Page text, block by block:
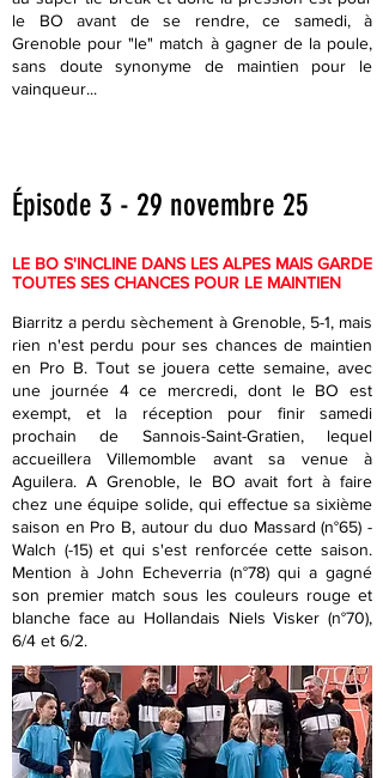
le BO avant de se rendre, ce samedi, à
Grenoble pour "le" match à gagner de la poule,
sans doute synonyme de maintien pour le
vainqueur...
Épisode 3 - 29 novembre 25
LE BO S'INCLINE DANS LES ALPES MAIS GARDE
TOUTES SES CHANCES POUR LE MAINTIEN
Biarritz a perdu sèchement à Grenoble, 5-1, mais
rien n'est perdu pour ses chances de maintien
en Pro B. Tout se jouera cette semaine, avec
une journée 4 ce mercredi, dont le BO est
exempt, et la réception pour finir samedi
prochain de Sannois-Saint-Gratien, lequel
accueillera Villemomble avant sa venue à
Aguilera. A Grenoble, le BO avait fort à faire
chez une équipe solide, qui effectue sa sixième
saison en Pro B, autour du duo Massard (n°65) -
Walch (-15) et qui s'est renforcée cette saison.
Mention à John Echeverria (n°78) qui a gagné
son premier match sous les couleurs rouge et
blanche face au Hollandais Niels Visker (n°70),
6/4 et 6/2.